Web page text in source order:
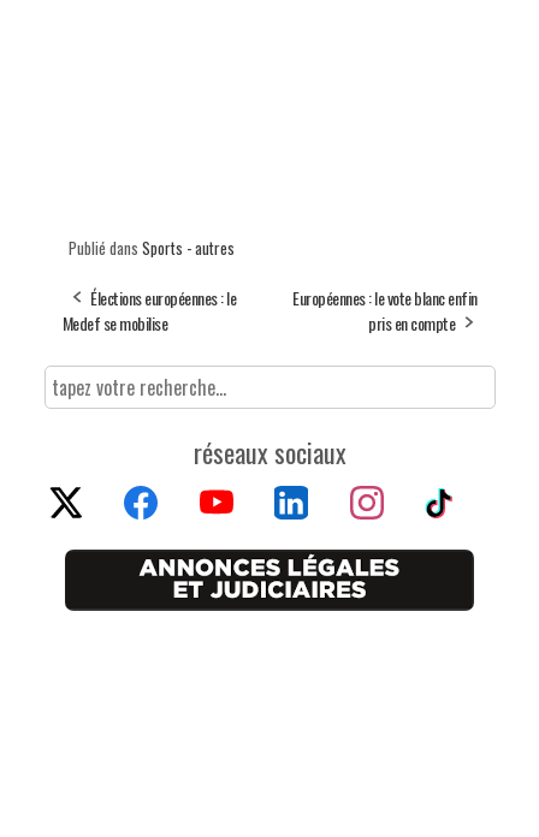
Publié dans Sports - autres
Élections européennes : le
Medef se mobilise
Européennes : le vote blanc enfin
pris en compte
réseaux sociaux